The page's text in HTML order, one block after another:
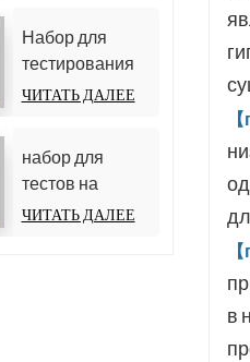
Набор для
тестирования
фолликулостимулирующего
ЧИТАТЬ ДАЛЕЕ
набор для
тестов на
общий тироксин
ЧИТАТЬ ДАЛЕЕ
в